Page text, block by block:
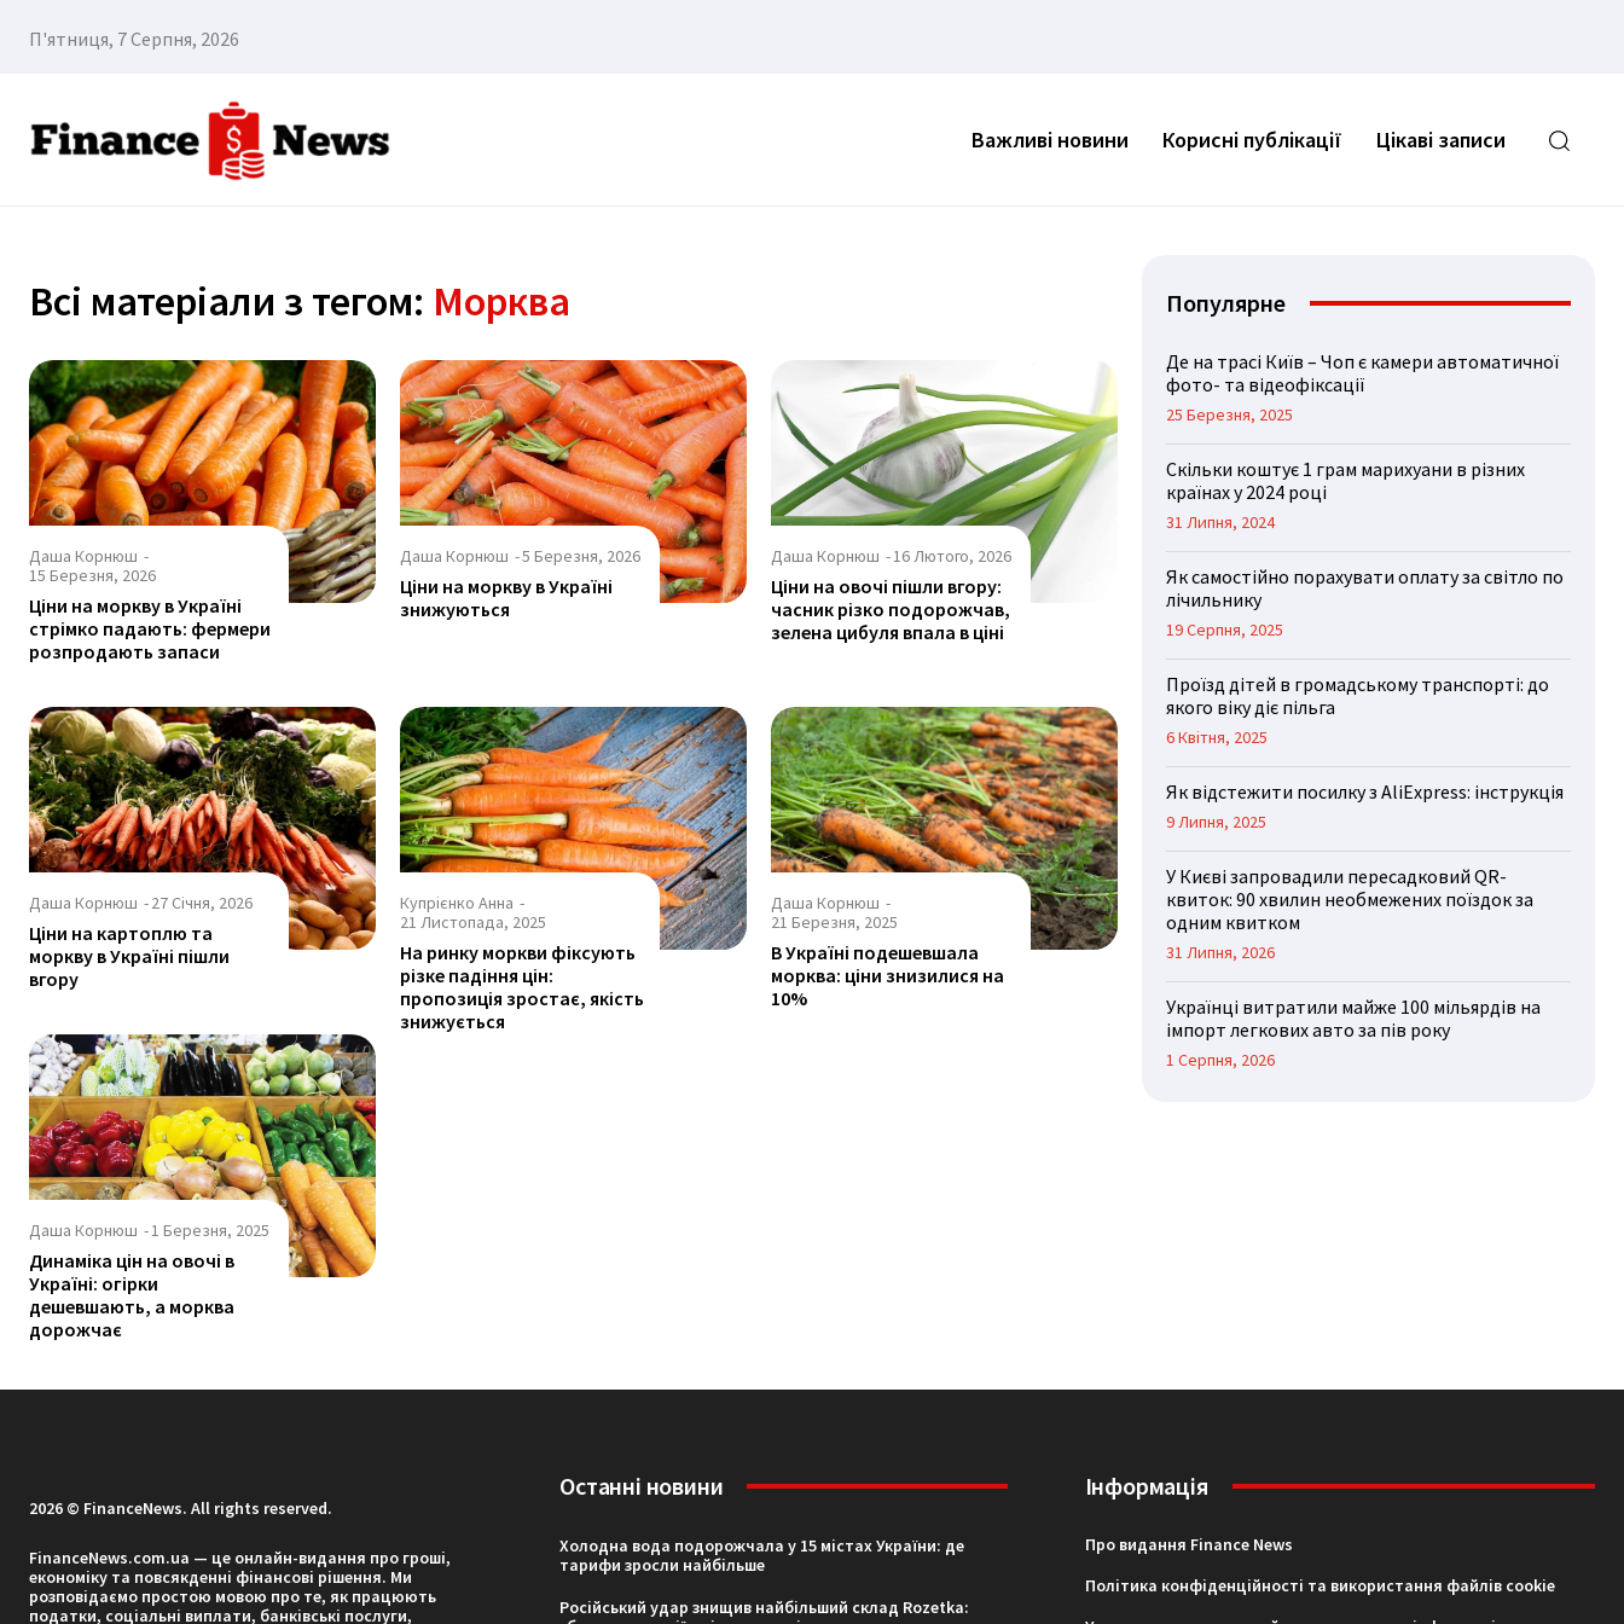
П'ятниця, 7 Серпня, 2026
Важливі новини Корисні публікації Цікаві записи
Всі матеріали з тегом: Морква
Даша Корнюш -
15 Березня, 2026
Ціни на моркву в Україні
стрімко падають: фермери
розпродають запаси
Даша Корнюш -5 Березня, 2026
Ціни на моркву в Україні
знижуються
Даша Корнюш -16 Лютого, 2026
Ціни на овочі пішли вгору:
часник різко подорожчав,
зелена цибуля впала в ціні
Даша Корнюш -27 Січня, 2026
Ціни на картоплю та
моркву в Україні пішли
вгору
Купрієнко Анна -
21 Листопада, 2025
На ринку моркви фіксують
різке падіння цін:
пропозиція зростає, якість
знижується
Даша Корнюш -
21 Березня, 2025
В Україні подешевшала
морква: ціни знизилися на
10%
Даша Корнюш -1 Березня, 2025
Динаміка цін на овочі в
Україні: огірки
дешевшають, а морква
дорожчає
Популярне
Де на трасі Київ – Чоп є камери автоматичної
фото- та відеофіксації
25 Березня, 2025
Скільки коштує 1 грам марихуани в різних
країнах у 2024 році
31 Липня, 2024
Як самостійно порахувати оплату за світло по
лічильнику
19 Серпня, 2025
Проїзд дітей в громадському транспорті: до
якого віку діє пільга
6 Квітня, 2025
Як відстежити посилку з AliExpress: інструкція
9 Липня, 2025
У Києві запровадили пересадковий QR-
квиток: 90 хвилин необмежених поїздок за
одним квитком
31 Липня, 2026
Українці витратили майже 100 мільярдів на
імпорт легкових авто за пів року
1 Серпня, 2026
2026 © FinanceNews. All rights reserved.
FinanceNews.com.ua — це онлайн-видання про гроші,
економіку та повсякденні фінансові рішення. Ми
розповідаємо простою мовою про те, як працюють
податки, соціальні виплати, банківські послуги,
Останні новини
Холодна вода подорожчала у 15 містах України: де
тарифи зросли найбільше
Російський удар знищив найбільший склад Rozetka:
Інформація
Про видання Finance News
Політика конфіденційності та використання файлів cookie